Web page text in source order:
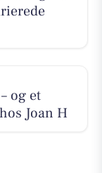
og et
Joan H